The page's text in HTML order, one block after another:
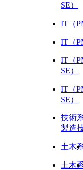
SE）
IT（
IT（
IT（
SE）
IT（
SE）
技術
製造
土木
土木